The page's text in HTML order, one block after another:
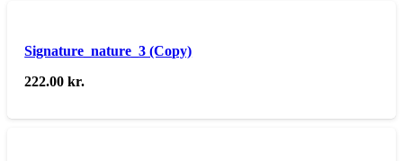
Signature_nature_3 (Copy)
222.00kr.